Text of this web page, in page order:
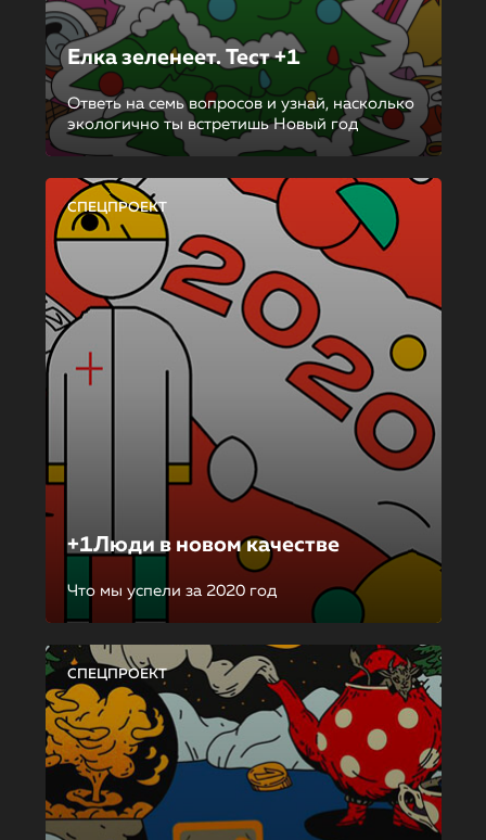
Елка зеленеет. Тест +1
Ответь на семь вопросов и узнай, насколько
экологично ты встретишь Новый год
СПЕЦПРОЕКТ
+1Люди в новом качестве
Что мы успели за 2020 год
СПЕЦПРОЕКТ